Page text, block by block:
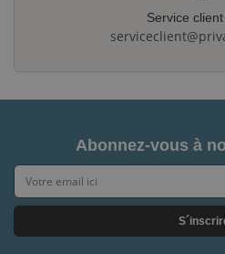
Service
Abonnez-vous à